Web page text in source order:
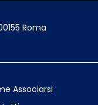
Roma
Associarsi